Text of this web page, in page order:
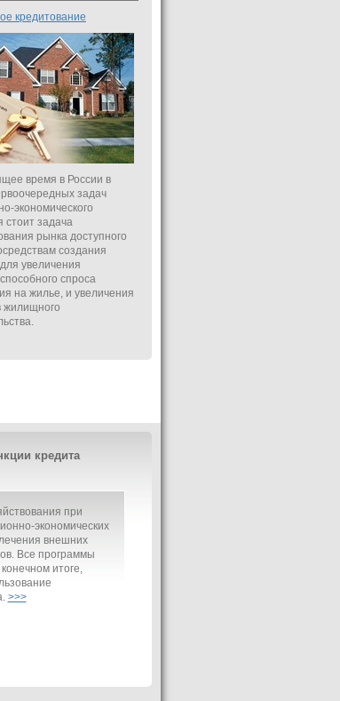
кредитование
время в России в
задач
экономического
стоит задача
рынка доступного
создания
увеличения
спроса
на жилье, и увеличения
жилищного
кредита
при
экономических
внешних
Все программы
итоге,
>>>